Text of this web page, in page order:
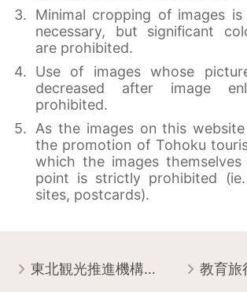
Minimal cropping of images
necessary, but significant
are prohibited.
Use of images whose
decreased after image
prohibited.
As the images on this
the promotion of Tohoku
which the images
point is strictly prohibited
sites, postcards).
東北観光推進機構について 教育旅行